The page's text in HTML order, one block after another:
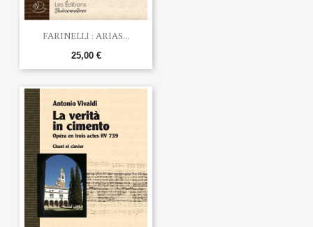
FARINELLI : ARIAS...
25,00 €